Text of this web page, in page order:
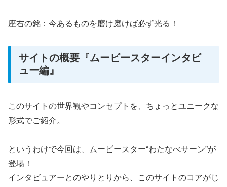
座右の銘：今あるものを磨け磨けば必ず光る！
サイトの概要『ムービースターインタビ
ュー編』
このサイトの世界観やコンセプトを、ちょっとユニークな
形式でご紹介。
というわけで今回は、ムービースター“わたなべサーン”が
登場！
インタビュアーとのやりとりから、このサイトのコアがじ